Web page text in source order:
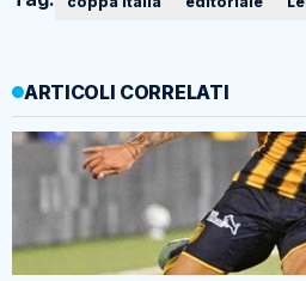
ARTICOLI CORRELATI